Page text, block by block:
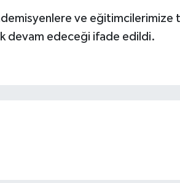
ve eğitimcilerimize
devam edeceği ifade edildi.